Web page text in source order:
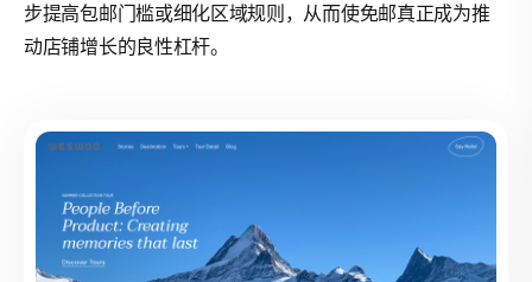
步提高包邮门槛或细化区域规则，从而使免邮真正成为推
动店铺增长的良性杠杆。